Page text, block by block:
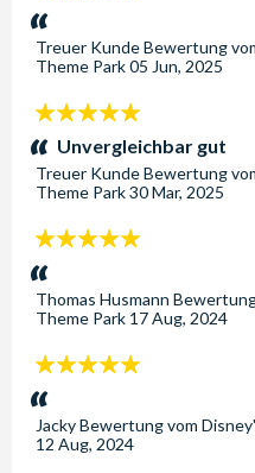
Sterne:
Treuer KundeBewertung
Theme Park05 Jun, 2025
5
Sterne:Unvergleichbar gut
Treuer KundeBewertung
Theme Park30 Mar, 2025
5
Sterne:
Thomas Husmann
Theme Park 17 Aug, 2024
5
Sterne:
JackyBewertung vom
12 Aug, 2024